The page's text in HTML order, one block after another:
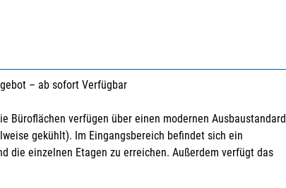
– ab sofort Verfügbar
Büroflächen verfügen über einen modernen Ausbaustandard
gekühlt). Im Eingangsbereich befindet sich ein
die einzelnen Etagen zu erreichen. Außerdem verfügt das